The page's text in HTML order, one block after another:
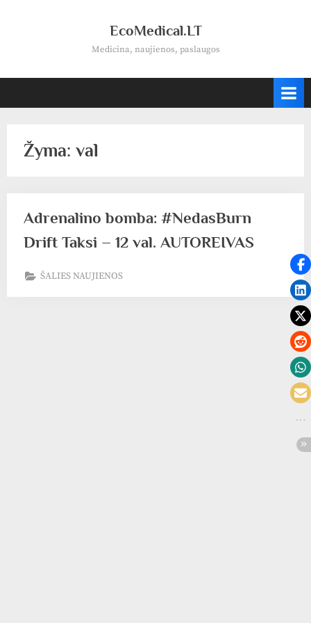
EcoMedical.LT
Medicina, naujienos, paslaugos
Žyma: val
Adrenalino bomba: #NedasBurn
Drift Taksi – 12 val. AUTOREIVAS
ŠALIES NAUJIENOS